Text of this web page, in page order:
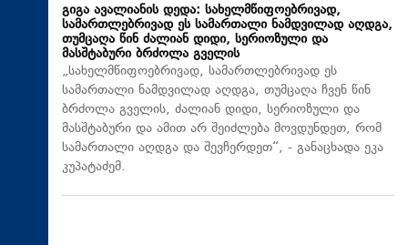
გიგა ავალიანის დედა: სახელმწიფოებრივად,
სამართლებრივად ეს სამართალი ნამდვილად აღდგა,
თუმცაღა წინ ძალიან დიდი, სერიოზული და
მასშტაბური ბრძოლა გველის
„სახელმწიფოებრივად, სამართლებრივად ეს
სამართალი ნამდვილად აღდგა, თუმცაღა ჩვენ წინ
ბრძოლა გველის, ძალიან დიდი, სერიოზული და
მასშტაბური და ამით არ შეიძლება მოვდუნდეთ, რომ
სამართალი აღდგა და შევჩერდეთ“, - განაცხადა ეკა
კუპატაძემ.